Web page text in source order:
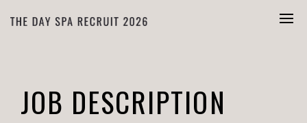
JOB DESCRIPTION